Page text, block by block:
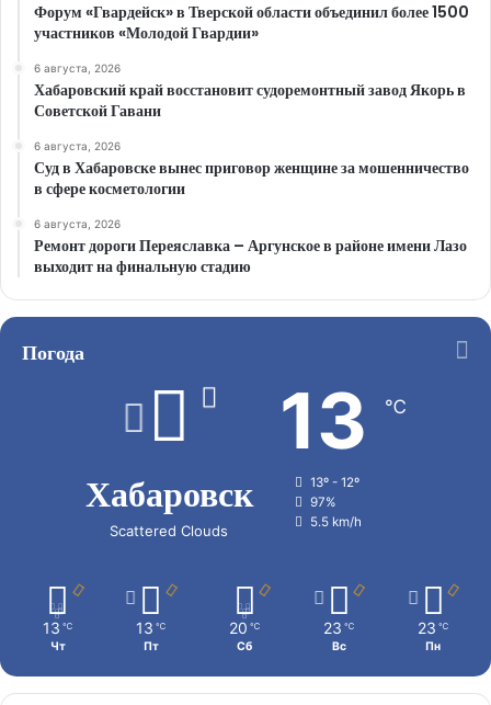
Форум «Гвардейск» в Тверской области объединил более 1500
участников «Молодой Гвардии»
6 августа, 2026
Хабаровский край восстановит судоремонтный завод Якорь в
Советской Гавани
6 августа, 2026
Суд в Хабаровске вынес приговор женщине за мошенничество
в сфере косметологии
6 августа, 2026
Ремонт дороги Переяславка – Аргунское в районе имени Лазо
выходит на финальную стадию
Погода
Хабаровск
Scattered Clouds
13 ℃
13º - 12º
97%
5.5 km/h
13 ℃
Чт
13 ℃
Пт
20 ℃
Сб
23 ℃
Вс
23 ℃
Пн